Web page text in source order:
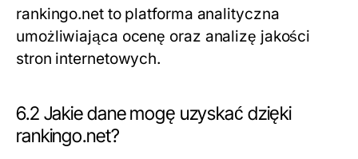
rankingo.net to platforma analityczna
umożliwiająca ocenę oraz analizę jakości
stron internetowych.
6.2 Jakie dane mogę uzyskać dzięki
rankingo.net?